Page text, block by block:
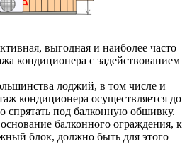
выгодная и наиболее часто
кондиционера с задействованием
лоджий, в том числе и
кондиционера осуществляется до
спрятать под балконную обшивку.
балконного ограждения, к
блок, должно быть для этого